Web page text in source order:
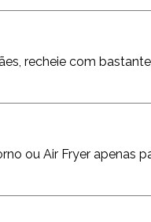
recheie com
ou Air Fryer apenas